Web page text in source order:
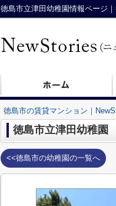
徳島市立津田幼稚園情報ページ
徳島市の賃貸マンション｜
徳島市立津田幼稚園
<<徳島市の幼稚園の一覧へ